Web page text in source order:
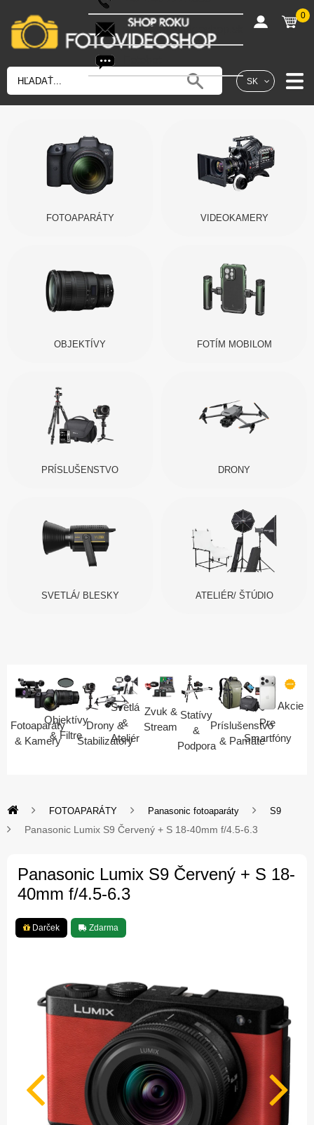
SK
shop@fotovideoshop.sk
0
FOTOAPARÁTY VIDEOKAMERY
OBJEKTÍVY FOTÍM MOBILOM
PRÍSLUŠENSTVO DRONY
SVETLÁ/ BLESKY ATELIÉR/ ŠTÚDIO
Fotoaparáty
& Kamery
Objektívy
& Filtre
Drony &
Stabilizátory
Svetlá
&
Ateliér
Zvuk &
Stream
Statívy
&
Podpora
Príslušenstvo
& Pamäte
Pre
Smartfóny
Akcie
FOTOAPARÁTY Panasonic fotoaparáty S9
Panasonic Lumix S9 Červený + S 18-40mm f/4.5-6.3
Panasonic Lumix S9 Červený + S 18-
40mm f/4.5-6.3
Darček Zdarma